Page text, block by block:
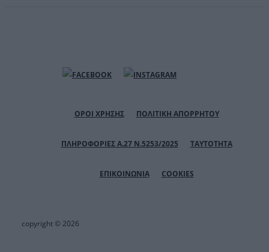
ΟΡΟΙ ΧΡΗΣΗΣ ΠΟΛΙΤΙΚΗ ΑΠΟΡΡΗΤΟΥ
ΠΛΗΡΟΦΟΡΙΕΣ Α.27 Ν.5253/2025 ΤΑΥΤΟΤΗΤΑ
ΕΠΙΚΟΙΝΩΝΙΑ COOKIES
copyright © 2026